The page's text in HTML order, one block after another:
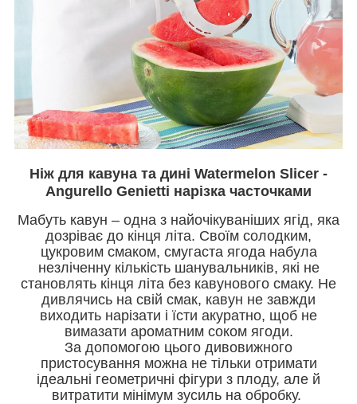
Ніж для кавуна та дині Watermelon Slicer -
Angurello Genietti нарізка часточками
Мабуть кавун – одна з найочікуваніших ягід, яка
дозріває до кінця літа. Своїм солодким,
цукровим смаком, смугаста ягода набула
незліченну кількість шанувальників, які не
становлять кінця літа без кавунового смаку. Не
дивлячись на свій смак, кавун не завжди
виходить нарізати і їсти акуратно, щоб не
вимазати ароматним соком ягоди.
За допомогою цього дивовижного
пристосування можна не тільки отримати
ідеальні геометричні фігури з плоду, але й
витратити мінімум зусиль на обробку.